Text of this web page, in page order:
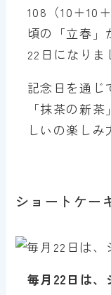
108（10＋10
頃の「立春」
22日になりま
記念日を通じ
「抹茶の新
しいの楽しみ
ショートケー
毎月22日は、